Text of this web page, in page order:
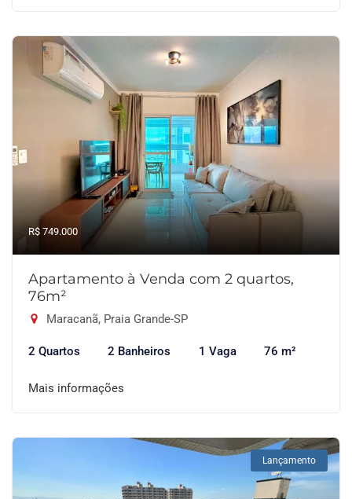
R$ 749.000
Apartamento à Venda com 2 quartos,
76m²
Maracanã, Praia Grande-SP
2 Quartos 2 Banheiros 1 Vaga 76 m²
Mais informações
Lançamento